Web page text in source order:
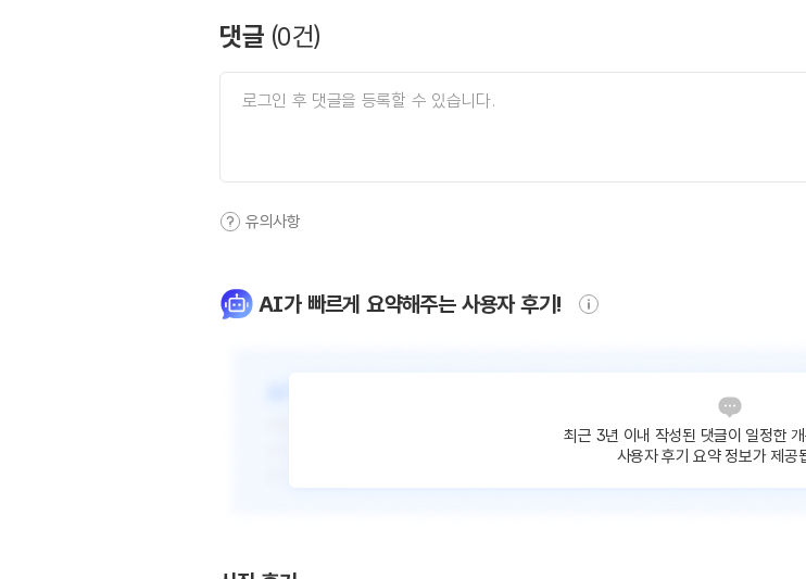
댓글 (0건)
유의사항
AI가 빠르게 요약해주는 사용자 후기!
최근 3년 이내 작성된 댓글이 일정한
사용자 후기 요약 정보가 제공